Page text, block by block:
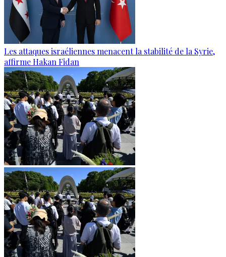
Les attaques israéliennes menacent la stabilité de la Syrie,
affirme Hakan Fidan